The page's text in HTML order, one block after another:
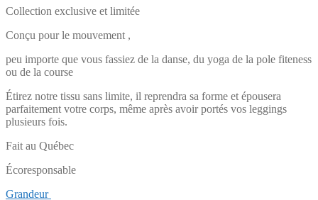
Collection exclusive et limitée
Conçu pour le mouvement ,
peu importe que vous fassiez de la danse, du yoga de la pole fiteness
ou de la course
Étirez notre tissu sans limite, il reprendra sa forme et épousera
parfaitement votre corps, même après avoir portés vos leggings
plusieurs fois.
Fait au Québec
Écoresponsable
Grandeur